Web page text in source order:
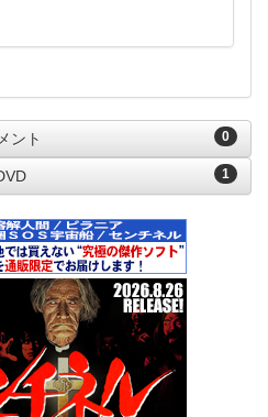
0
ント
1